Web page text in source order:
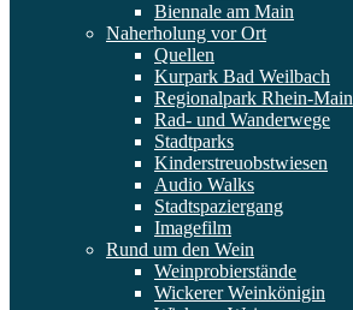
Biennale am Main
Naherholung vor Ort
Quellen
Kurpark Bad Weilbach
Regionalpark Rhein-Main
Rad- und Wanderwege
Stadtparks
Kinderstreuobstwiesen
Audio Walks
Stadtspaziergang
Imagefilm
Rund um den Wein
Weinprobierstände
Wickerer Weinkönigin